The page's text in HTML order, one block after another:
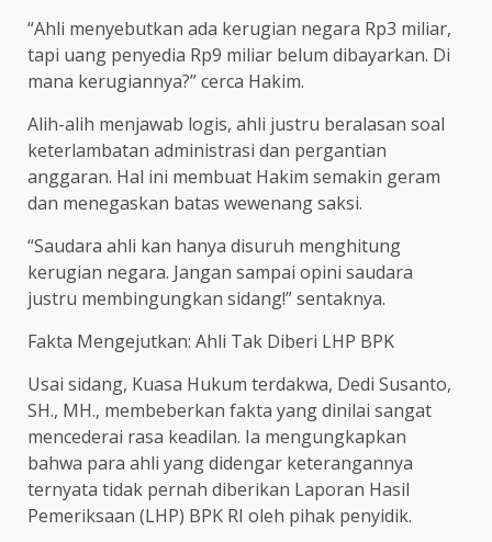
“Ahli menyebutkan ada kerugian negara Rp3 miliar,
tapi uang penyedia Rp9 miliar belum dibayarkan. Di
mana kerugiannya?” cerca Hakim.
Alih-alih menjawab logis, ahli justru beralasan soal
keterlambatan administrasi dan pergantian
anggaran. Hal ini membuat Hakim semakin geram
dan menegaskan batas wewenang saksi.
“Saudara ahli kan hanya disuruh menghitung
kerugian negara. Jangan sampai opini saudara
justru membingungkan sidang!” sentaknya.
Fakta Mengejutkan: Ahli Tak Diberi LHP BPK
Usai sidang, Kuasa Hukum terdakwa, Dedi Susanto,
SH., MH., membeberkan fakta yang dinilai sangat
mencederai rasa keadilan. Ia mengungkapkan
bahwa para ahli yang didengar keterangannya
ternyata tidak pernah diberikan Laporan Hasil
Pemeriksaan (LHP) BPK RI oleh pihak penyidik.